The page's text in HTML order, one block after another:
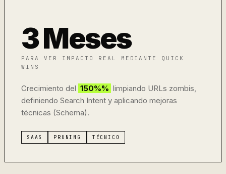
3 Meses
PARA VER IMPACTO REAL MEDIANTE QUICK
WINS
Crecimiento del 150%% limpiando URLs zombis,
definiendo Search Intent y aplicando mejoras
técnicas (Schema).
SAAS PRUNING TÉCNICO